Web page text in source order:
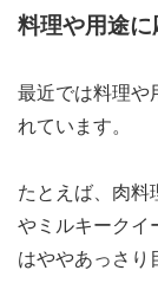
料理や用途
最近では料理や
れています。
たとえば、肉料
やミルキークイ
はややあっさり